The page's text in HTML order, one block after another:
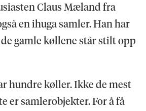
Claus Mæland fra
en ihuga samler. Han har
gamle køllene står stilt opp
hundre køller. Ikke de mest
er samlerobjekter. For å få